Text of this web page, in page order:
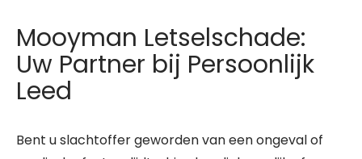
Mooyman Letselschade:
Uw Partner bij Persoonlijk
Leed
Bent u slachtoffer geworden van een ongeval of